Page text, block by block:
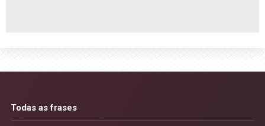
Todas as frases